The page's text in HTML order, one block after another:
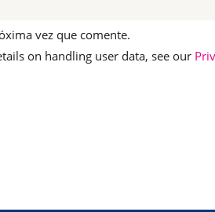
vez que comente.
on handling user data, see our